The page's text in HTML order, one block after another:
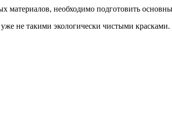
материалов, необходимо подготовить
не такими экологически чистыми красками.